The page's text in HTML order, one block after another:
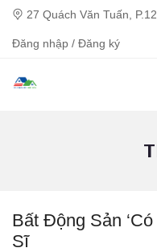
27 Quách Văn Tuấn,
Đăng nhập / Đăng ký
Bất Động Sản ‘có
Sĩ